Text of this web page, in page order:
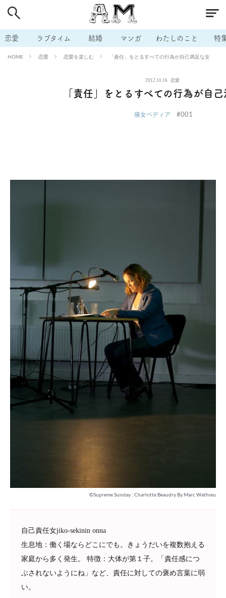
恋愛 ラブタイム 結婚 マンガ わたしのこと 特
HOME 恋愛 恋愛を楽しむ 「責任」をとるすべての行為が自己満足な女
2012.10.16 恋愛
「責任」をとるすべての行為が自
痛女ペディア #001
©Supreme Sunday : Charlotte Beaudry By Marc Wathieu
自己責任女jiko-sekinin onna
生息地：働く場ならどこにでも。きょうだいを複数抱える
家庭から多く発生。 特徴：大体が第１子。「責任感につ
ぶされないようにね」など、責任に対しての褒め言葉に弱
い。
# 男の本音 # セフレ # 不倫
# 出会う方法 # マッチングアプリ # ラブグッズ # 体の相